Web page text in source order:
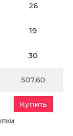
26
19
30
507,60
Купить